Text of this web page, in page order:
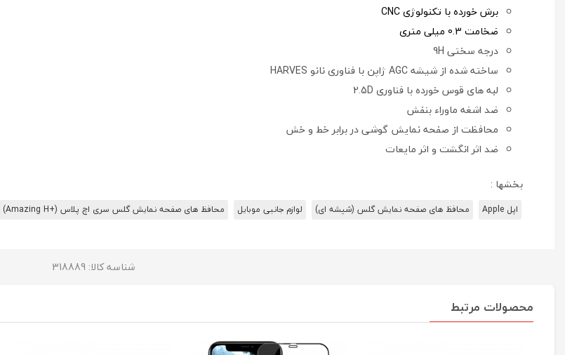
برش خورده با تکنولوژی CNC
ضخامت 0.3 میلی متری
درجه سختی 9H
ساخته شده از شیشه AGC ژاپن با فناوری نانو HARVES
لبه های قوس خورده با فناوری 2.5D
ضد اشغه ماوراء بنفش
محافظت از صفحه نمایش گوشی در برابر خط و خش
ضد اثر انگشت و اثر مایعات
بخشها :
اپل Apple محافظ های صفحه نمایش گلس (شیشه ای) لوازم جانبی موبایل محافظ های صفحه نمایش گلس سری اچ پلاس (+Amazing H)
شناسه کالا: 318889
محصولات مرتبط